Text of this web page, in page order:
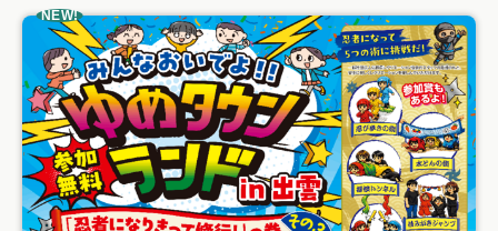
NEW!